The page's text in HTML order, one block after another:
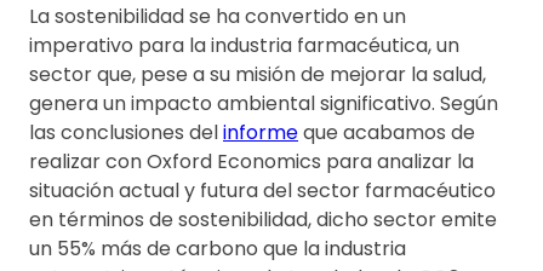
La sostenibilidad se ha convertido en un
imperativo para la industria farmacéutica, un
sector que, pese a su misión de mejorar la salud,
genera un impacto ambiental significativo. Según
las conclusiones delinformeque acabamos de
realizar con Oxford Economics para analizar la
situación actual y futura del sector farmacéutico
en términos de sostenibilidad, dicho sector emite
un 55% más de carbono que la industria